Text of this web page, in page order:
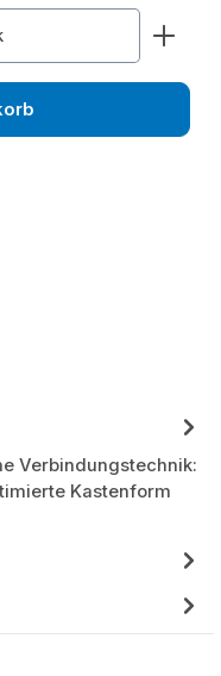
Wert
Verbindungstechnik:
Kastenform